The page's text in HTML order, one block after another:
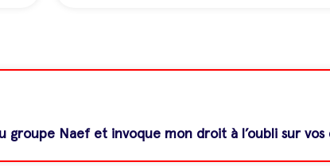
Naef et invoque mon droit à l’oubli sur vos